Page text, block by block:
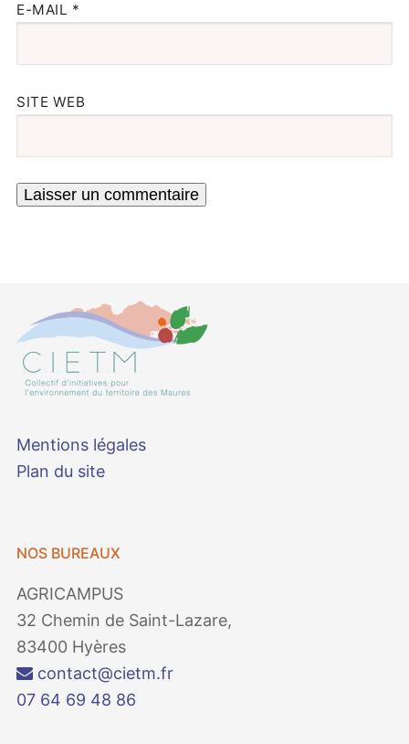
E-MAIL *
SITE WEB
Mentions légales
Plan du site
NOS BUREAUX
AGRICAMPUS
32 Chemin de Saint-Lazare,
83400 Hyères
contact@cietm.fr
07 64 69 48 86